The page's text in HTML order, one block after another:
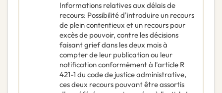
Informations relatives aux délais de
recours: Possibilité d'introduire un recours
de plein contentieux et un recours pour
excès de pouvoir, contre les décisions
faisant grief dans les deux mois à
compter de leur publication ou leur
notification conformément à l'article R
421-1 du code de justice administrative,
ces deux recours pouvant être assortis